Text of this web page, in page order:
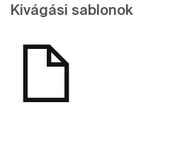
Kivágási sablonok